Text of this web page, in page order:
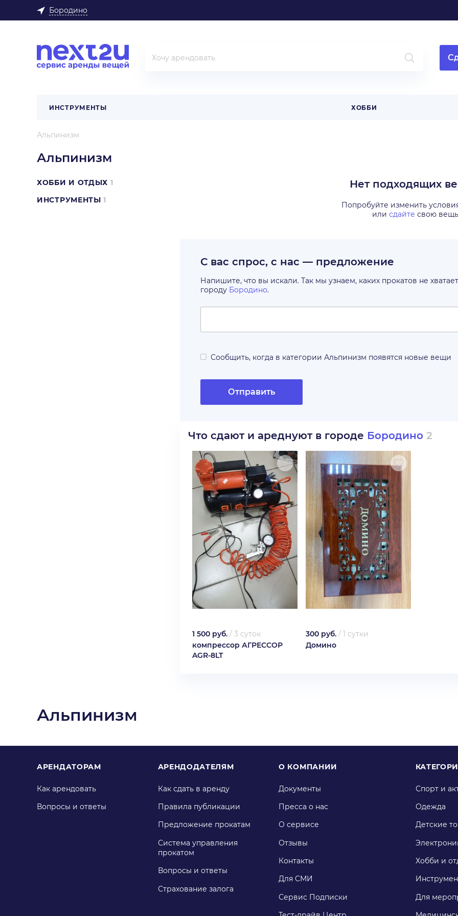
Бородино
ИНСТРУМЕНТЫ ХОББИ
Альпинизм
Альпинизм
ХОББИ И ОТДЫХ 1
ИНСТРУМЕНТЫ 1
Нет подходящих
Попробуйте изменить
или сдайте свою вещь
С вас спрос, с нас — предложение
Напишите, что вы искали. Так мы узнаем, каких прокатов не хватает
городу Бородино.
Сообщить, когда в категории Альпинизм появятся новые вещи
Отправить
Что сдают и ареднуют в городе Бородино 2
1 500 руб. / 3 суток
компрессор АГРЕССОР
AGR-8LT
300 руб. / 1 сутки
Домино
Альпинизм
АРЕНДАТОРАМ
Как арендовать
Вопросы и ответы
АРЕНДОДАТЕЛЯМ
Как сдать в аренду
Правила публикации
Предложение прокатам
Система управления
прокатом
Вопросы и ответы
Страхование залога
О КОМПАНИИ
Документы
Пресса о нас
О сервисе
Отзывы
Контакты
Для СМИ
Сервис Подписки
Спорт и
Одежда
Детские
Хобби и
Для